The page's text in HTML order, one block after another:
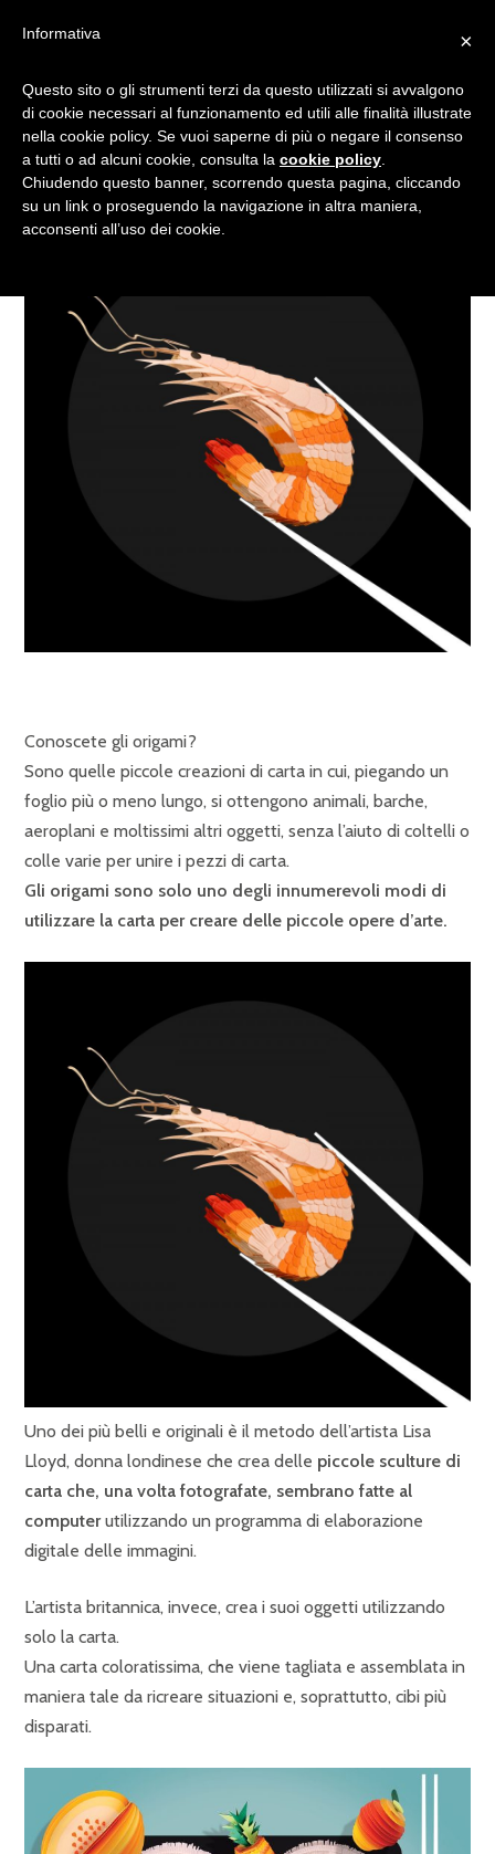
SCULTURE DI CARTA
Conoscete gli origami?
Sono quelle piccole creazioni di carta in cui, piegando un
foglio più o meno lungo, si ottengono animali, barche,
aeroplani e moltissimi altri oggetti, senza l’aiuto di coltelli o
colle varie per unire i pezzi di carta.
Gli origami sono solo uno degli innumerevoli modi di
utilizzare la carta per creare delle piccole opere d’arte.
Uno dei più belli e originali è il metodo dell’artista Lisa
Lloyd, donna londinese che crea delle piccole sculture di
carta che, una volta fotografate, sembrano fatte al
computerutilizzando un programma di elaborazione
digitale delle immagini.
L’artista britannica, invece, crea i suoi oggetti utilizzando
solo la carta.
Una carta coloratissima, che viene tagliata e assemblata in
maniera tale da ricreare situazioni e, soprattutto, cibi più
disparati.
×
Informativa
Questo sito o gli strumenti terzi da questo utilizzati si avvalgono
di cookie necessari al funzionamento ed utili alle finalità illustrate
nella cookie policy. Se vuoi saperne di più o negare il consenso
a tutti o ad alcuni cookie, consulta la cookie policy
Chiudendo questo banner, scorrendo questa pagina, cliccando
su un link o proseguendo la navigazione in altra maniera,
acconsenti all’uso dei cookie.